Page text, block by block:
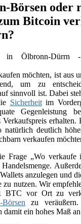
Börsen oder
Bitcoin
möchten, ist aus
um zu
sinnvoll ist. Dabei
Sicherheitim
Gegenleistung
erhalten.
natürlich deutlich
verkaufen
Frage „Wo verkaufe
anzulegen und
zu nutzen. Wir
BTC vor Ort zu
zu
damit ein hohes Maß an